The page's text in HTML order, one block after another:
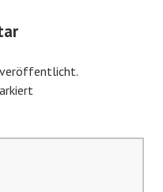
veröffentlicht.